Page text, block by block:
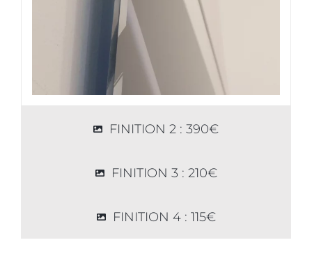
FINITION 2 : 390€
FINITION 3 : 210€
FINITION 4 : 115€